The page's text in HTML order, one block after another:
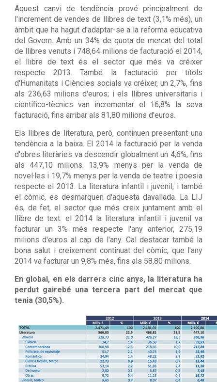
Aquest canvi de tendència prové principalment de
l'increment de vendes de llibres de text (3,1% més), un
àmbit que ha hagut d'adaptar-se a la reforma educativa
del Govern. Amb un 34% de quota de mercat del total
de llibres venuts i 748,64 milions de facturació el 2014,
el llibre de text és el sector que més va créixer
respecte 2013. També la facturació per títols
d'Humanitats i Ciències socials va créixer, un 2,7%, fins
als 236,63 milions d'euros; i els llibres universitaris i
científico-tècnics van incrementar el 16,8% la seva
facturació, fins arribar als 81,80 milions d'euros.
Els llibres de literatura, però, continuen presentant una
tendència a la baixa. El 2014 la facturació per la venda
d'obres literàries va descendir globalment un 4,6%, fins
als 447,10 milions. 13,9% menys per la venda de
novel·les i 19,7% menys per la venda de teatre i poesia
respecte el 2013. La literatura infantil i juvenil, i també
el còmic, es desmarquen d'aquesta davallada. La LIJ
és, de fet, el sector que més creix juntament amb el
llibre de text: el 2014 la literatura infantil i juvenil va
facturar un 3% més respecte l'any anterior, 275,19
milions d'euros al cap de l'any. Cal destacar també la
bona salut i creixement continuat del còmic, que l'any
2014 va facturar un 9,8% més, fins als 58,80 milions.
En global, en els darrers cinc anys, la literatura ha
perdut gairebé una tercera part del mercat que
tenia (30,5%).